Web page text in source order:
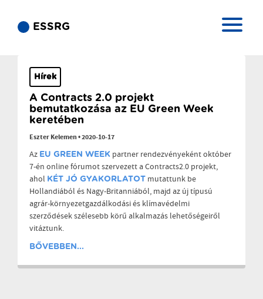
ESSRG
Hírek
A Contracts 2.0 projekt
bemutatkozása az EU Green Week
keretében
Eszter Kelemen•2020-10-17
Az EU GREEN WEEK partner rendezvényeként október
7-én online fórumot szervezett a Contracts2.0 projekt,
ahol KÉT JÓ GYAKORLATOT mutattunk be
Hollandiából és Nagy-Britanniából, majd az új típusú
agrár-környezetgazdálkodási és klímavédelmi
szerződések szélesebb körű alkalmazás lehetőségeiről
vitáztunk.
BŐVEBBEN...